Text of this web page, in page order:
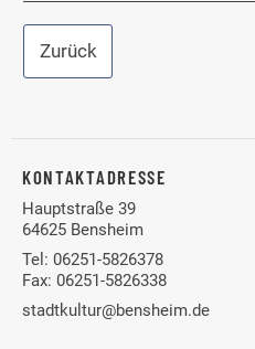
Zurück
KONTAKTADRESSE
Hauptstraße 39
64625 Bensheim
Tel: 06251-5826378
Fax: 06251-5826338
stadtkultur@bensheim.de